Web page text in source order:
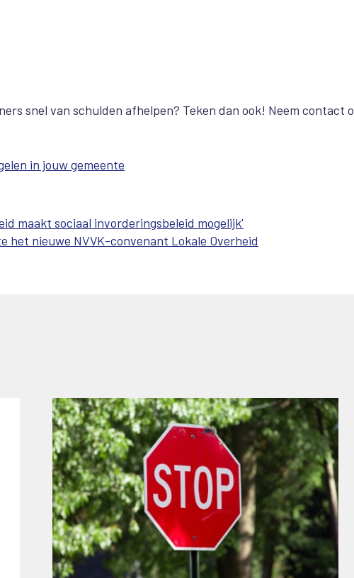
snel van schulden afhelpen? Teken dan ook! Neem contact
in jouw gemeente
maakt sociaal invorderingsbeleid mogelijk'
het nieuwe NVVK-convenant Lokale Overheid